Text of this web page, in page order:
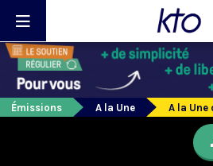
Émissions A la Une A la Une